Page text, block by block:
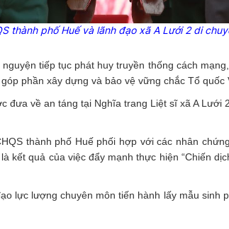
thành phố Huế và lãnh đạo xã A Lưới 2 di
tiếp tục phát huy truyền thống cách
phần xây dựng và bảo vệ vững chắc Tổ quốc
đưa về an táng tại Nghĩa trang Liệt sĩ xã A Lưới
thành phố Huế phối hợp với các nhân
kết quả của việc đẩy mạnh thực hiện “Chiến
lực lượng chuyên môn tiến hành lấy mẫu sinh